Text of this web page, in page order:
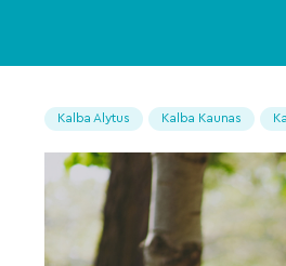
Kalba Alytus Kalba Kaunas